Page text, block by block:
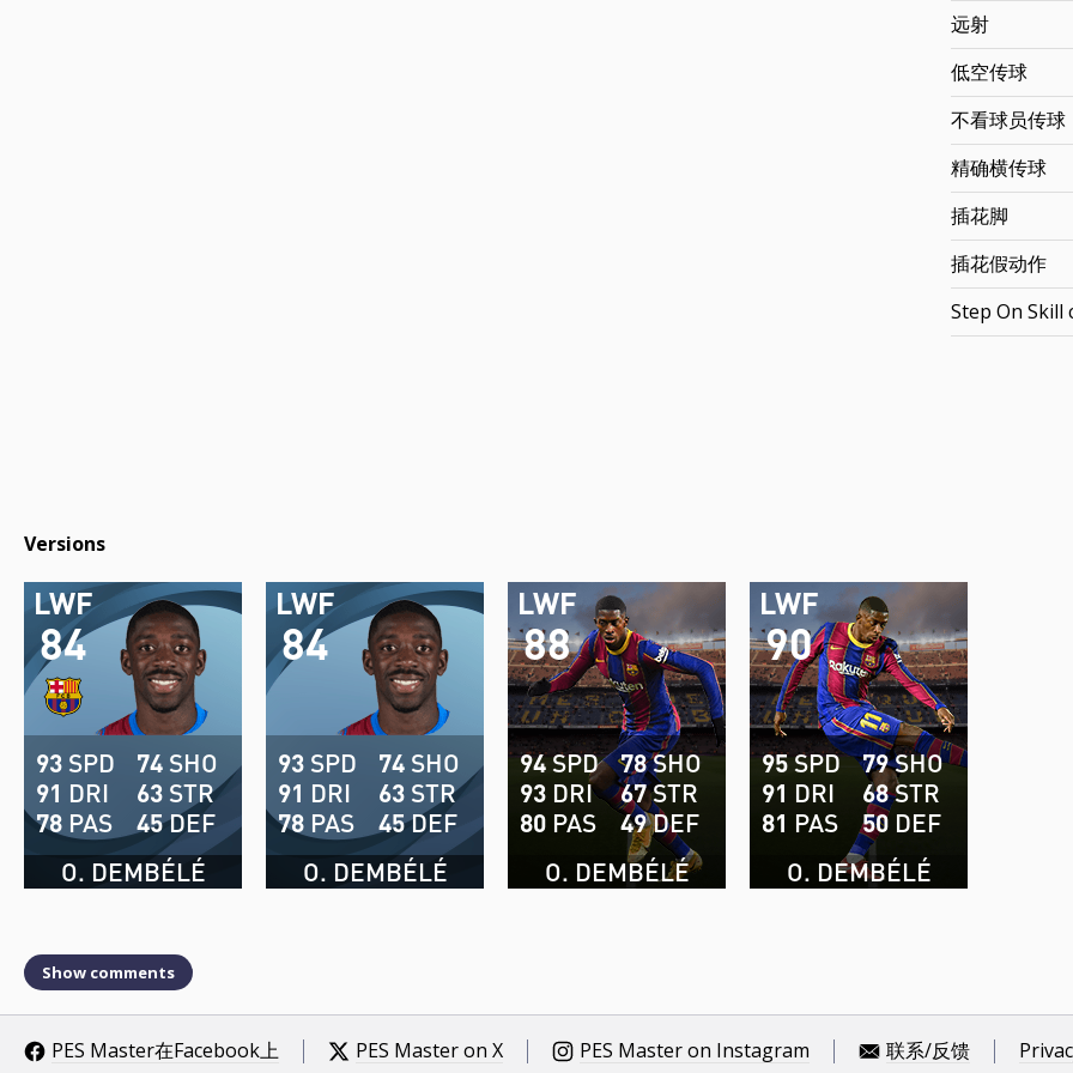
远射
低空传球
不看球员传球
精确横传球
插花脚
插花假动作
Step On Skill
Versions
84
LWF
O. DEMBÉLÉ
93 SPD
91 DRI
78 PAS
74 SHO
63 STR
45DEF
84
LWF
O. DEMBÉLÉ
93 SPD
91 DRI
78 PAS
74 SHO
63 STR
45DEF
88
LWF
O. DEMBÉLÉ
94SPD
93 DRI
80 PAS
78SHO
67STR
49DEF
90
LWF
O. DEMBÉLÉ
95SPD
91 DRI
81 PAS
79SHO
68STR
50 DEF
Show comments
PES Master在Facebook上 PES Master on X PES Master on Instagram 联系/反馈